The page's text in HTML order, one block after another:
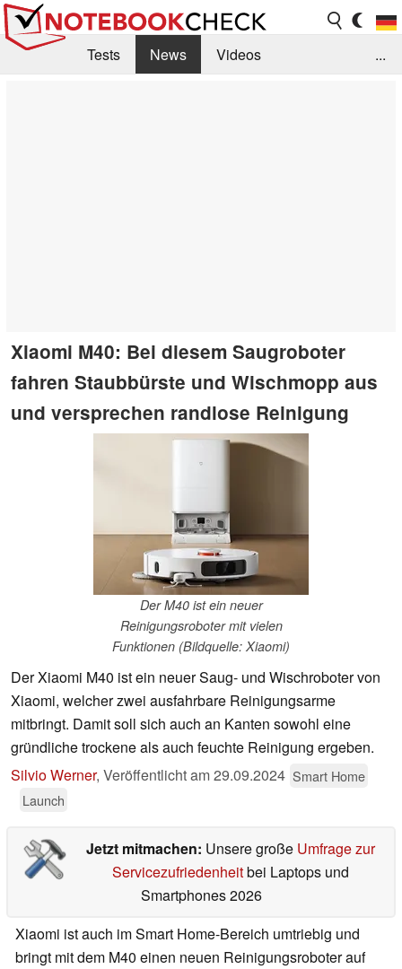
Tests News
Videos
...
Xiaomi M40: Bei diesem Saugroboter
fahren Staubbürste und Wischmopp aus
und versprechen randlose Reinigung
Der M40 ist ein neuer
Reinigungsroboter mit vielen
Funktionen (Bildquelle: Xiaomi)
Der Xiaomi M40 ist ein neuer Saug- und Wischroboter von
Xiaomi, welcher zwei ausfahrbare Reinigungsarme
mitbringt. Damit soll sich auch an Kanten sowohl eine
gründliche trockene als auch feuchte Reinigung ergeben.
Silvio Werner, Veröffentlicht am29.09.2024 Smart Home
Launch
Jetzt mitmachen: Unsere große Umfrage zur
Servicezufriedenheitbei Laptops und
Smartphones 2026
Xiaomi ist auch im Smart Home-Bereich umtriebig und
bringt mit dem M40 einen neuen Reinigungsroboter auf